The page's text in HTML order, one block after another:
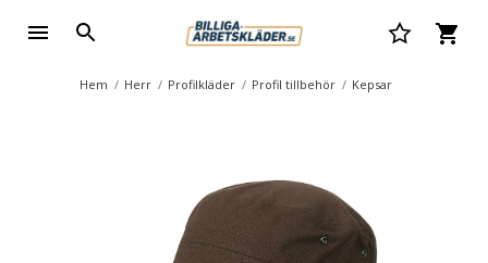
Hem Herr Profilkläder Profil tillbehör Kepsar